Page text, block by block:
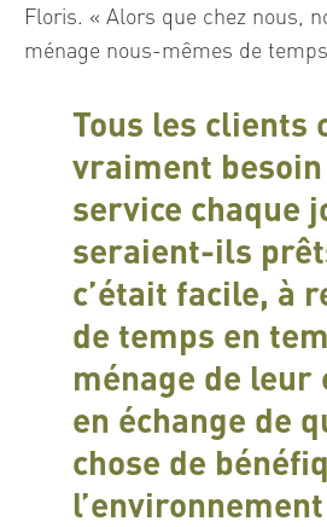
Floris. « Alors que chez nous,
ménage nous-mêmes de
Tous les clients
vraiment besoin
service chaque
seraient-ils
c’était facile, à
de temps en
ménage de leur
en échange de
chose de
l’environnement